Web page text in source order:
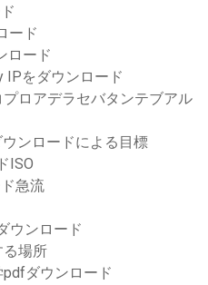
ード
ロード
IPをダウンロード
ロアデラセバタンテブアル
ウンロードによる目標
ISO
急流
ウンロード
る場所
ダウンロード